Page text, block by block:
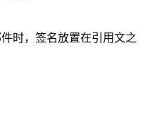
时，签名放置在引用文之